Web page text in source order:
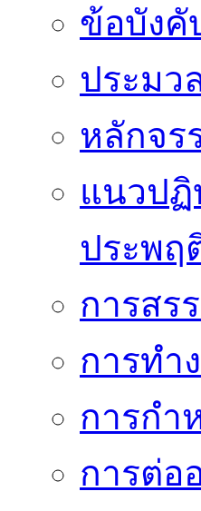
ข้อบังคั
ประมว
หลักจร
แนวปฏิ
ประพฤ
การสร
การทำ
การกำ
การต่อ